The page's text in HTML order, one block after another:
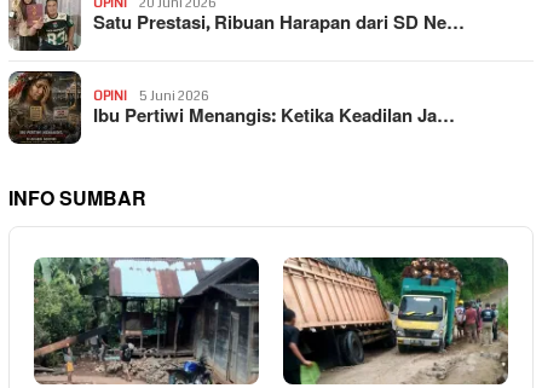
Satu Prestasi, Ribuan Harapan dari SD Ne…
OPINI 5 Juni 2026
Ibu Pertiwi Menangis: Ketika Keadilan Ja…
INFO SUMBAR